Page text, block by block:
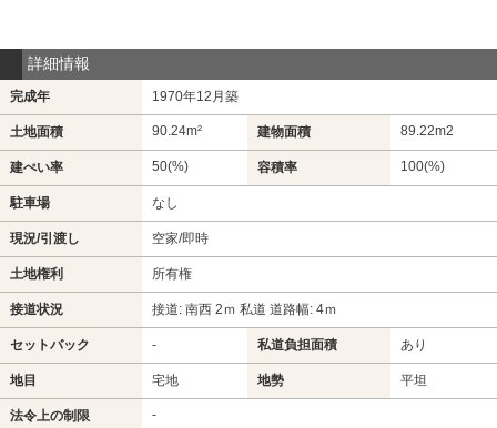
詳細情報
完成年 1970年12月築
土地面積 90.24m² 建物面積 89.22m2
建ぺい率 50(%) 容積率 100(%)
駐車場 なし
現況/引渡し 空家/即時
土地権利 所有権
接道状況 接道: 南西 2ｍ 私道 道路幅: 4ｍ
セットバック - 私道負担面積 あり
地目 宅地 地勢 平坦
法令上の制限 -